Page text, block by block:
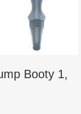
Booty 1,